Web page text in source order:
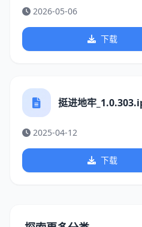
2026-05-06
下载
挺进地牢
2025-04-12
下载